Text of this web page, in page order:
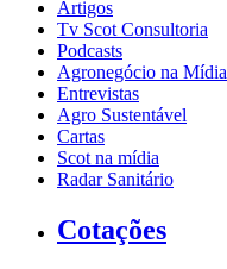
Artigos
Tv Scot Consultoria
Podcasts
Agronegócio na Mídia
Entrevistas
Agro Sustentável
Cartas
Scot na mídia
Radar Sanitário
Cotações